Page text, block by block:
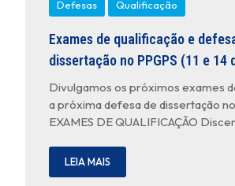
Defesas Qualificação
Exames de qualificação e
dissertação no PPGPS (11 e 14
Divulgamos os próximos exames
a próxima defesa de dissertação
EXAMES DE QUALIFICAÇÃO
LEIA MAIS